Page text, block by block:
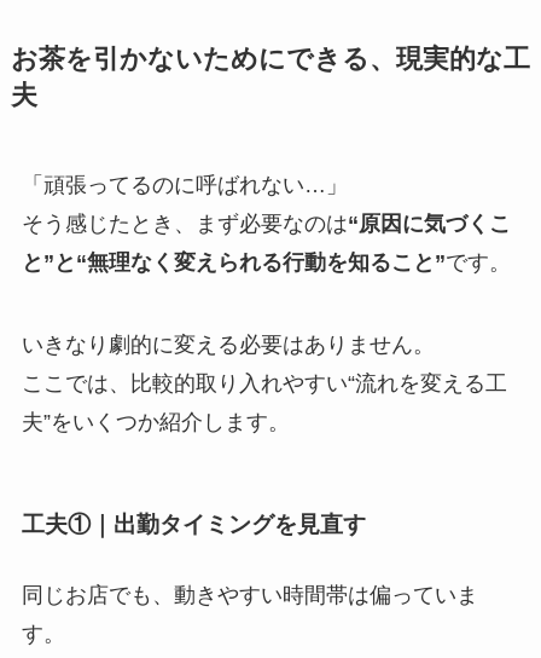
お茶を引かないためにできる、現実的な工
夫
「頑張ってるのに呼ばれない…」
そう感じたとき、まず必要なのは“原因に気づくこ
と”と“無理なく変えられる行動を知ること”です。
いきなり劇的に変える必要はありません。
ここでは、比較的取り入れやすい“流れを変える工
夫”をいくつか紹介します。
工夫①｜出勤タイミングを見直す
同じお店でも、動きやすい時間帯は偏っていま
す。